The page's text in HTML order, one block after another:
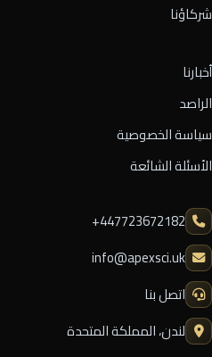
شركاؤنا
أخبارنا
الراصد
سياسة الخصوصية
الأسئلة الشائعة
⁦+447723672182⁩
info@apexsci.uk
اتصل بنا
لندن، المملكة المتحدة